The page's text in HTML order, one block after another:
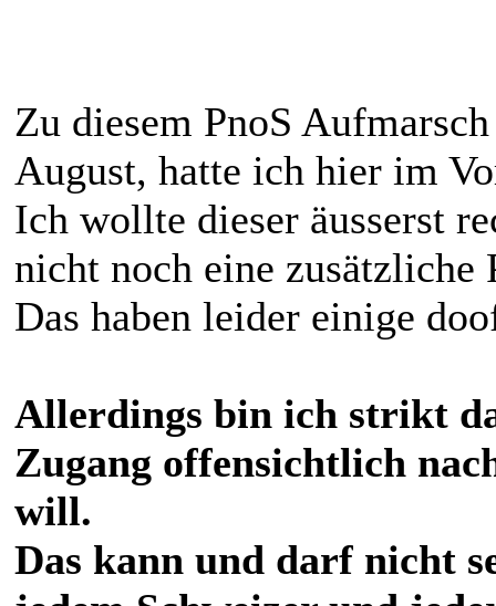
Zu diesem PnoS
August, hatte ich hier im
Ich wollte dieser äusserst
nicht noch eine zusätzliche
Das haben leider einige
Allerdings bin ich strikt
Zugang offensichtlich
will.
Das kann und darf nicht